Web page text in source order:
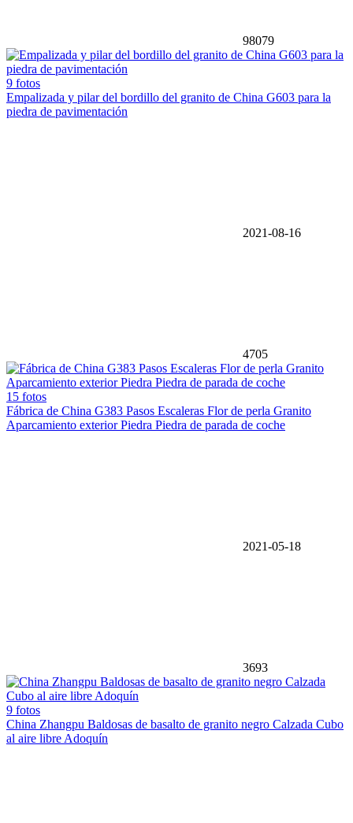
98079
9 fotos
Empalizada y pilar del bordillo del granito de China G603 para la
piedra de pavimentación
2021-08-16
4705
15 fotos
Fábrica de China G383 Pasos Escaleras Flor de perla Granito
Aparcamiento exterior Piedra Piedra de parada de coche
2021-05-18
3693
9 fotos
China Zhangpu Baldosas de basalto de granito negro Calzada Cubo
al aire libre Adoquín